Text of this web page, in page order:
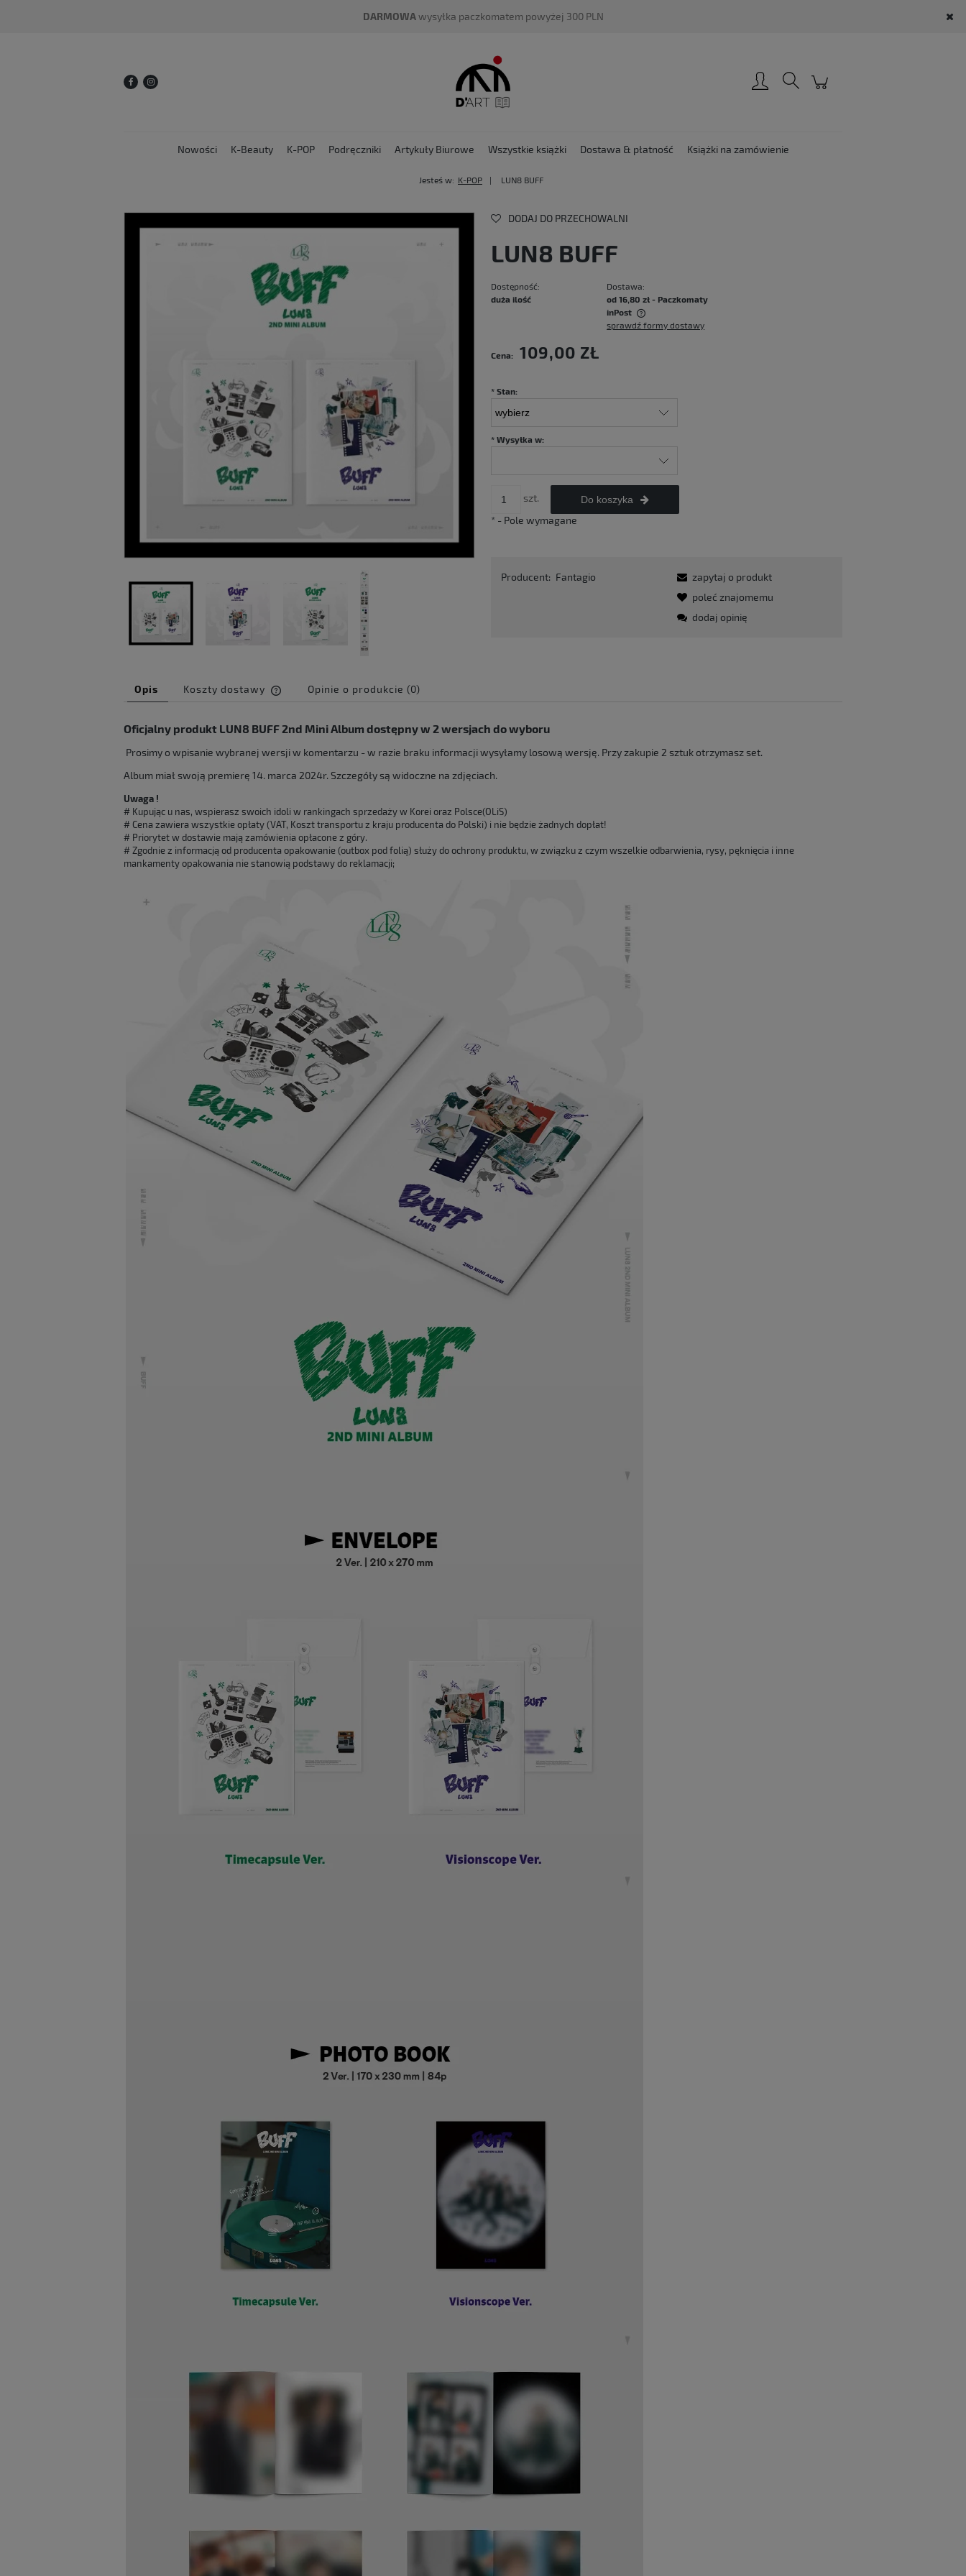
DARMOWAwysyłka paczkomatem powyżej 300 PLN
Nowości K-Beauty K-POP Podręczniki Artykuły Biurowe Wszystkie książki Dostawa & płatność Książki na zamówienie
Jesteś w: K-POP LUN8 BUFF
DODAJ DO PRZECHOWALNI
LUN8 BUFF
Dostępność:
duża ilość
Dostawa:
od 16,80 zł - Paczkomaty
inPost
płatności
sprawdź formy dostawy
Cena: 109,00 ZŁ
*Stan:
*Wysyłka w:
szt. Do koszyka
*- Pole wymagane
Producent: Fantagio
zapytaj o produkt
poleć znajomemu
dodaj opinię
Opis Koszty dostawy
Cena nie zawiera ewentualnych
Opinie o produkcie (0)
Oficjalny produkt LUN8 BUFF 2nd Mini Album dostępny w 2 wersjach do wyboru
Prosimy o wpisanie wybranej wersji w komentarzu - w razie braku informacji wysyłamy losową wersję. Przy zakupie 2 sztuk otrzymasz set.
Album miał swoją premierę 14. marca 2024r. Szczegóły są widoczne na zdjęciach.
Uwaga !
# Kupując u nas, wspierasz swoich idoli w rankingach sprzedaży w Korei oraz Polsce(OLiS)
# Cena zawiera wszystkie opłaty (VAT, Koszt transportu z kraju producenta do Polski) i nie będzie żadnych dopłat!
# Priorytet w dostawie mają zamówienia opłacone z góry.
# Zgodnie z informacją od producenta opakowanie (outbox pod folią) służy do ochrony produktu, w związku z czym wszelkie odbarwienia, rysy, pęknięcia i inne
mankamenty opakowania nie stanowią podstawy do reklamacji;